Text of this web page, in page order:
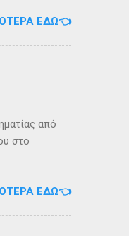
ΕΔΏ👈
από
στο
ΕΔΏ👈